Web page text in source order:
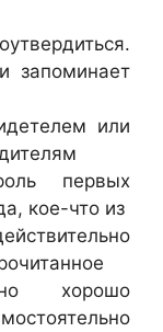
запоминает
или
первых
кое-что из
хорошо